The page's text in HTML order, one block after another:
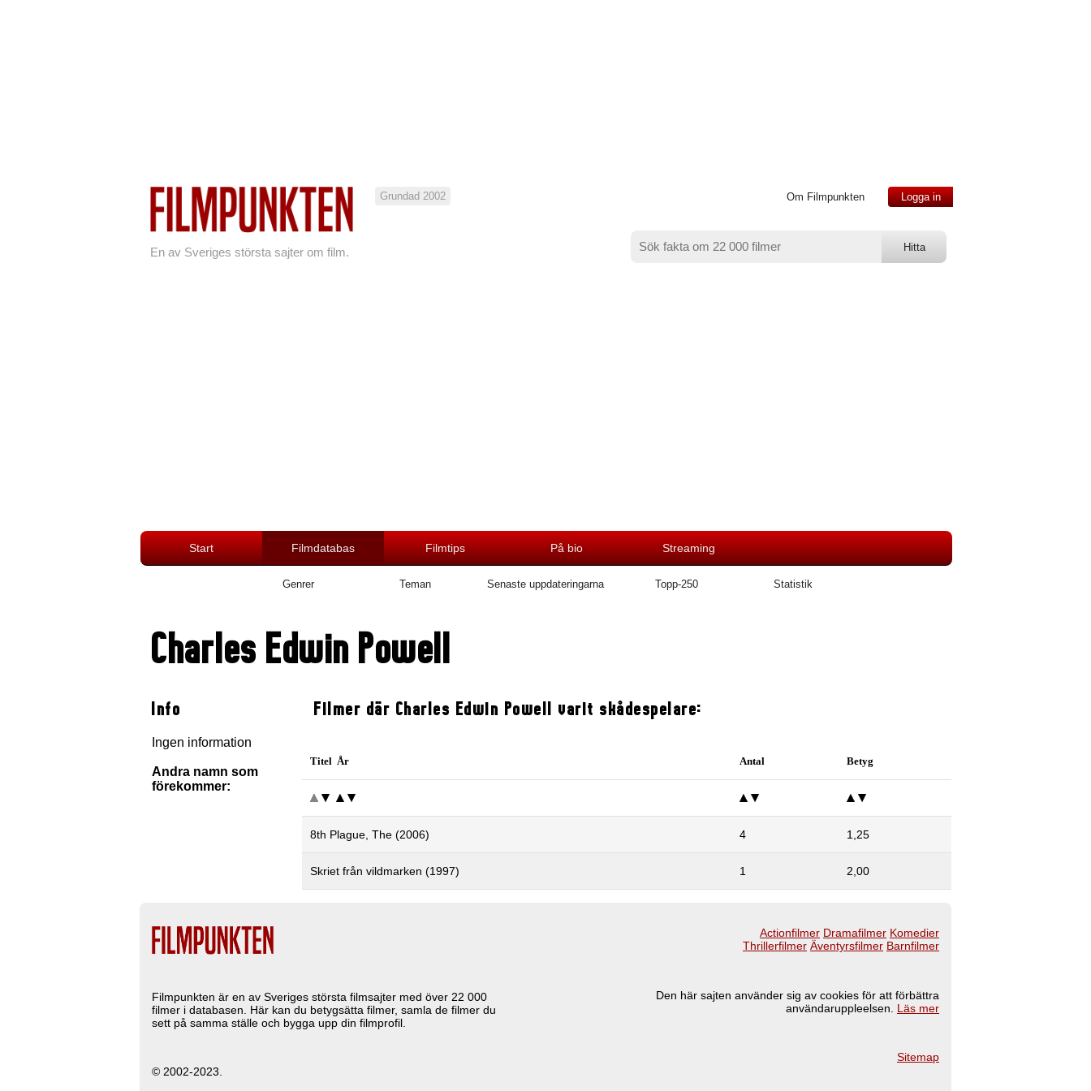
En av Sveriges största sajter om film.
Grundad 2002 Om Filmpunkten Logga in
Start Filmdatabas Filmtips På bio Streaming
Genrer Teman Senaste uppdateringarna Topp-250 Statistik
Charles Edwin Powell
Info
Ingen information
Andra namn som
förekommer:
Filmer där Charles Edwin Powell varit skådespelare:
Titel År Antal Betyg
8th Plague, The (2006) 4 1,25
Skriet från vildmarken (1997) 1 2,00
Filmpunkten är en av Sveriges största filmsajter med över 22 000
filmer i databasen. Här kan du betygsätta filmer, samla de filmer du
sett på samma ställe och bygga upp din filmprofil.
© 2002-2023.
Actionfilmer Dramafilmer Komedier
Thrillerfilmer Äventyrsfilmer Barnfilmer
Den här sajten använder sig av cookies för att förbättra
användaruppleelsen. Läs mer
Sitemap